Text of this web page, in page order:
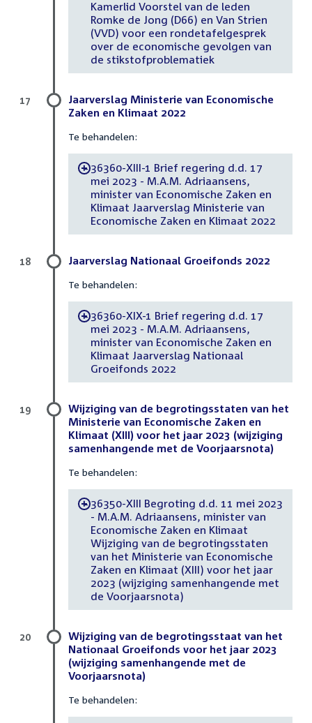
Kamerlid Voorstel van de leden
Romke de Jong (D66) en Van Strien
(VVD) voor een rondetafelgesprek
over de economische gevolgen van
de stikstofproblematiek
Jaarverslag Ministerie van Economische
Zaken en Klimaat 2022
Te behandelen:
-36360-XIII-1 Brief regering d.d. 17
mei 2023 - M.A.M. Adriaansens,
minister van Economische Zaken en
Klimaat Jaarverslag Ministerie van
Economische Zaken en Klimaat 2022
17
Jaarverslag Nationaal Groeifonds 2022
Te behandelen:
-36360-XIX-1 Brief regering d.d. 17
mei 2023 - M.A.M. Adriaansens,
minister van Economische Zaken en
Klimaat Jaarverslag Nationaal
Groeifonds 2022
18
Wijziging van de begrotingsstaten van het
Ministerie van Economische Zaken en
Klimaat (XIII) voor het jaar 2023 (wijziging
samenhangende met de Voorjaarsnota)
Te behandelen:
-36350-XIII Begroting d.d. 11 mei 2023
- M.A.M. Adriaansens, minister van
Economische Zaken en Klimaat
Wijziging van de begrotingsstaten
van het Ministerie van Economische
Zaken en Klimaat (XIII) voor het jaar
2023 (wijziging samenhangende met
de Voorjaarsnota)
19
Wijziging van de begrotingsstaat van het
Nationaal Groeifonds voor het jaar 2023
(wijziging samenhangende met de
Voorjaarsnota)
Te behandelen:
20